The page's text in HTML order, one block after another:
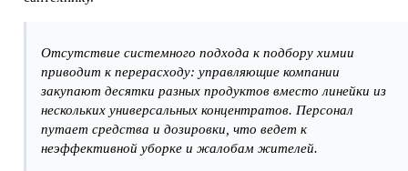
Отсутствие системного подхода к подбору химии
приводит к перерасходу: управляющие компании
закупают десятки разных продуктов вместо линейки из
нескольких универсальных концентратов. Персонал
путает средства и дозировки, что ведет к
неэффективной уборке и жалобам жителей.